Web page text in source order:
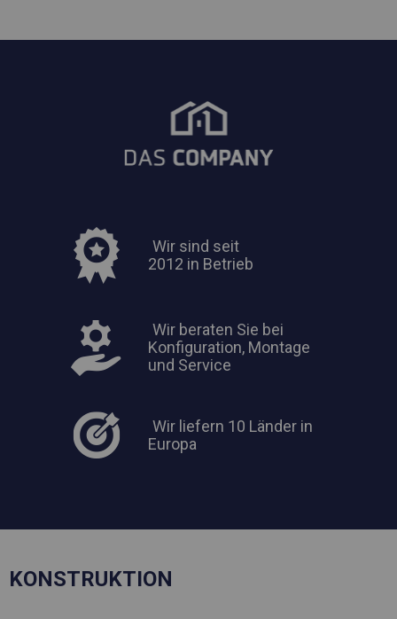
Wir sind seit
2012 in Betrieb
Wir beraten Sie bei
Konfiguration, Montage
und Service
Wir liefern 10 Länder in
Europa
KONSTRUKTION